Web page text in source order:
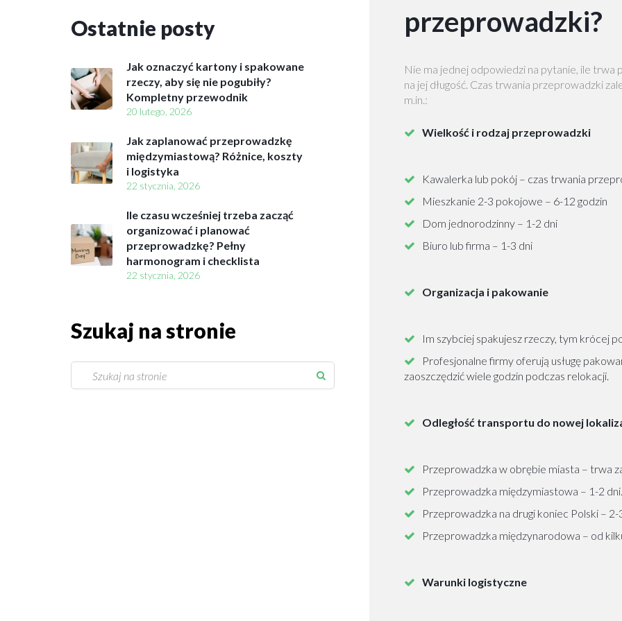
przeprowadzki?
Nie ma jednej odpowiedzi na pytanie, ile
na jej długość. Czas trwania przeprowadzki
m.in.:
Wielkość i rodzaj przeprowadzki
Kawalerka lub pokój – czas trwania
Mieszkanie 2-3 pokojowe – 6-12 godzin
Dom jednorodzinny – 1-2 dni
Biuro lub firma – 1-3 dni
Organizacja i pakowanie
Im szybciej spakujesz rzeczy, tym krócej
Profesjonalne firmy oferują usługę
zaoszczędzić wiele godzin podczas relokacji.
Odległość transportu do nowej
Przeprowadzka w obrębie miasta – trwa
Przeprowadzka międzymiastowa – 1-2 dni.
Przeprowadzka na drugi koniec Polski – 2-
Przeprowadzka międzynarodowa – od
Warunki logistyczne
Ostatnie posty
Jak oznaczyć kartony i spakowane
rzeczy, aby się nie pogubiły?
Kompletny przewodnik
20 lutego, 2026
Jak zaplanować przeprowadzkę
międzymiastową? Różnice, koszty
i logistyka
22 stycznia, 2026
Ile czasu wcześniej trzeba zacząć
organizować i planować
przeprowadzkę? Pełny
harmonogram i checklista
22 stycznia, 2026
Szukaj na stronie